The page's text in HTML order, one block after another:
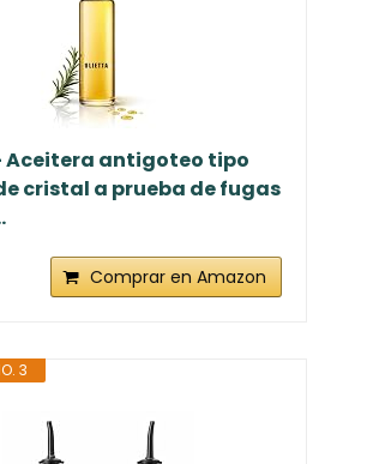
Aceitera antigoteo tipo
cristal a prueba de fugas
Comprar en Amazon
3